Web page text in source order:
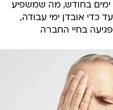
יכולה אף להגיע למעל ל 15 ימים בחודש, מה שמשפיע
כדי אובדן ימי עבודה,
בחיי החברה